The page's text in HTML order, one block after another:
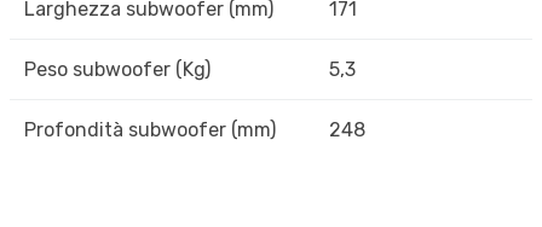
Larghezza subwoofer (mm) 171
Peso subwoofer (Kg) 5,3
Profondità subwoofer (mm) 248